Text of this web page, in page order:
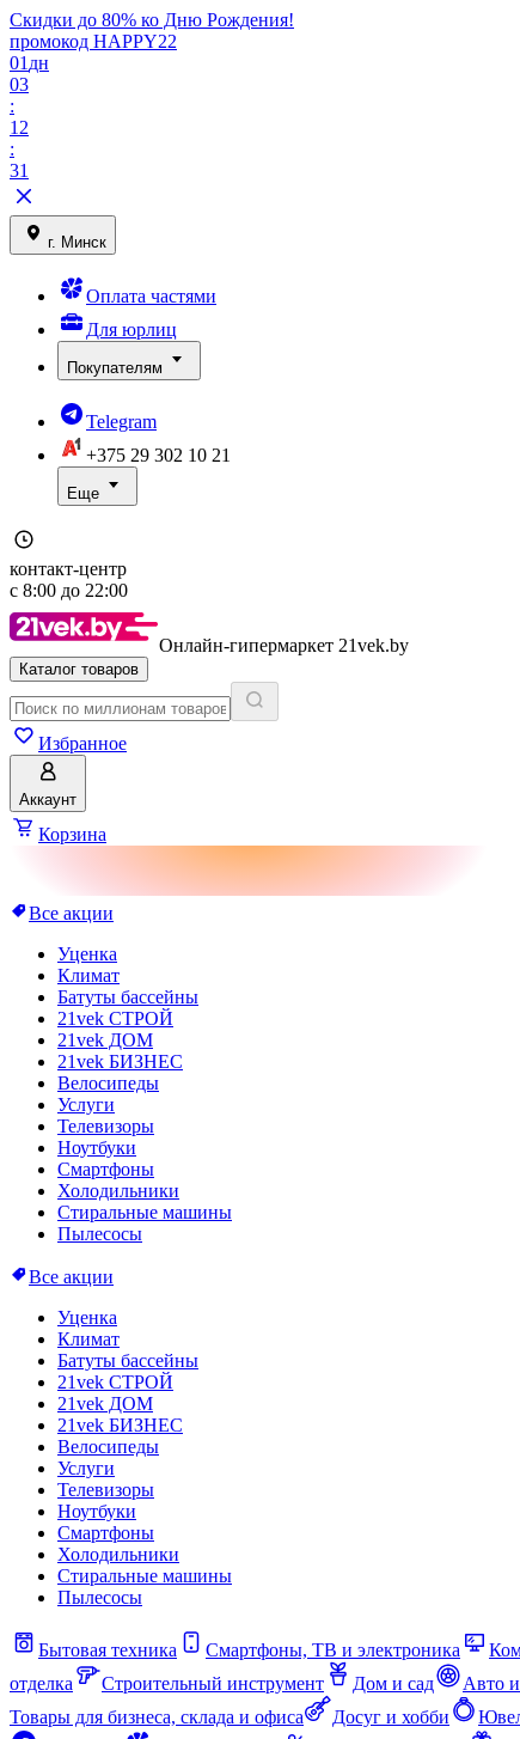
Скидки до 80% ко Дню Рождения!
промокод HAPPY22
01 дн
03
:
12
:
31
г. Минск
Оплата частями
Для юрлиц
Покупателям
Telegram
+375 29 302 10 21
Еще
контакт-центр
с 8:00 до 22:00
Онлайн-гипермаркет 21vek.by
Каталог товаров
Избранное
Аккаунт
Корзина
Все акции
Уценка
Климат
Батуты бассейны
21vek СТРОЙ
21vek ДОМ
21vek БИЗНЕС
Велосипеды
Услуги
Телевизоры
Ноутбуки
Смартфоны
Холодильники
Стиральные машины
Пылесосы
Все акции
Уценка
Климат
Батуты бассейны
21vek СТРОЙ
21vek ДОМ
21vek БИЗНЕС
Велосипеды
Услуги
Телевизоры
Ноутбуки
Смартфоны
Холодильники
Стиральные машины
Пылесосы
Бытовая техника Смартфоны, ТВ и электроника
отделка
Строительный инструмент Дом и сад Авто
Товары для бизнеса, склада и офиса
Досуг и хобби